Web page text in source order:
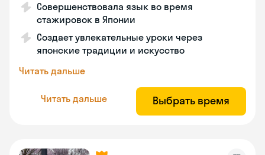
Совершенствовала язык во время
стажировок в Японии
Создает увлекательные уроки через
японские традиции и искусство
Читать дальше
Читать дальше Выбрать время